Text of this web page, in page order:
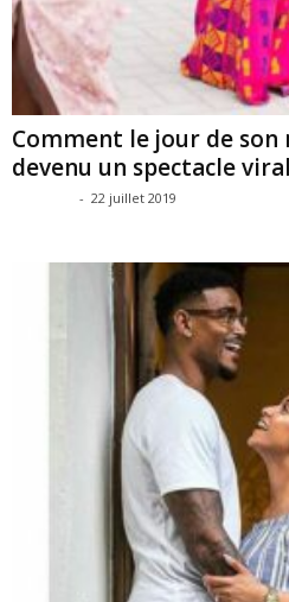
Comment le jour de
devenu un spectacle
- 22 juillet 2019